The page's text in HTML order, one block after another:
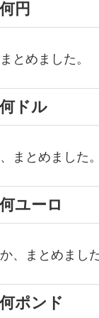
円
とめました。
ドル
まとめました
ユーロ
、まとめまし
ポンド